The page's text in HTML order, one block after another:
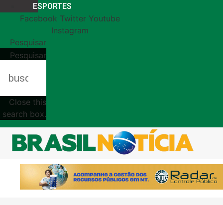
ESPORTES
Facebook Twitter Youtube
Instagram
Pesquisar
Pesquisar
Close this
search box.